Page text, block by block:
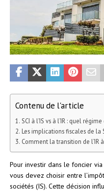
Contenu de l'article
SCI à l’IS vs à l’IR : quel
Les implications fiscales de la
Comment la transition de l’IR
Pour investir dans le foncier
vous devez choisir entre
sociétés (IS). Cette décision